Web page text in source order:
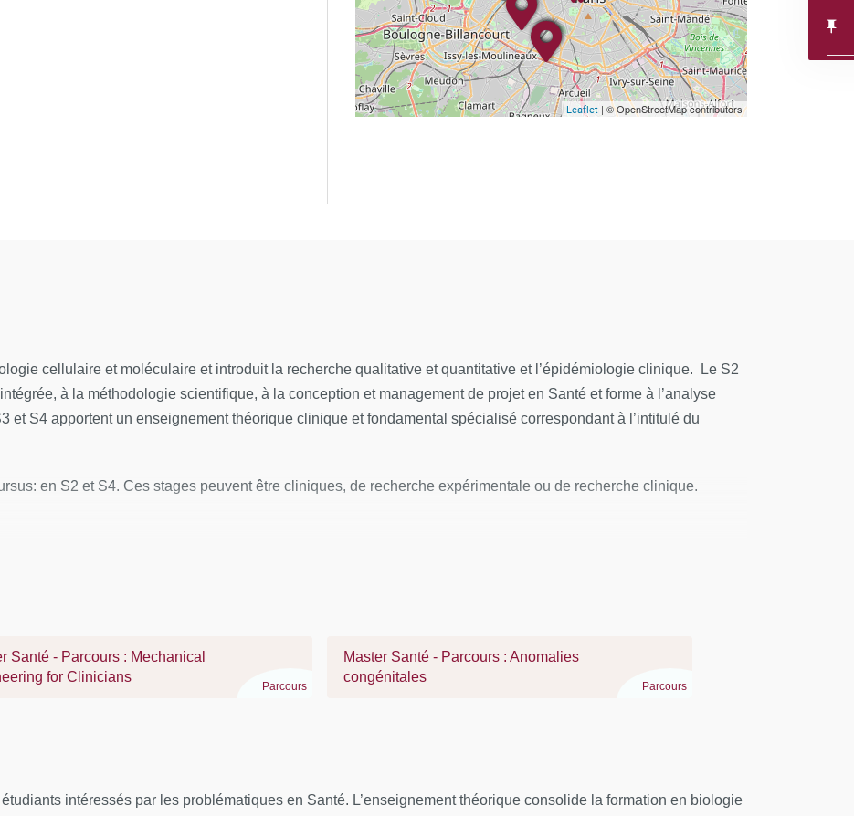
complexes, imprévisibles et
aux savoirs et aux pratiques
stratégique d'une équipe
d’équipe, mise en
mobiliser des compétences
qualité
et de responsabilité
Leaflet | © OpenStreetMap contributors
cellulaire et moléculaire et introduit la recherche qualitative et quantitative et l’épidémiologie clinique. Le S2
à la méthodologie scientifique, à la conception et management de projet en Santé et forme à l’analyse
et S4 apportent un enseignement théorique clinique et fondamental spécialisé correspondant à l’intitulé du
en S2 et S4. Ces stages peuvent être cliniques, de recherche expérimentale ou de recherche clinique.
Santé - Parcours : Mechanical
for Clinicians
Parcours
Master Santé - Parcours : Anomalies
congénitales
Parcours
intéressés par les problématiques en Santé. L’enseignement théorique consolide la formation en biologie